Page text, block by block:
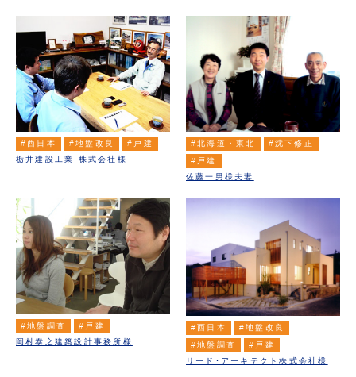
#西日本 #地盤改良
#戸建
栃井建設工業 株式会社様
#北海道・東北
#沈下修正
#戸建
佐藤一男様夫妻
#地盤調査
#戸建
岡村泰之建築設計事務所様
#西日本
#地盤改良
#地盤調査
#戸建
リード･アーキテクト株式会社様